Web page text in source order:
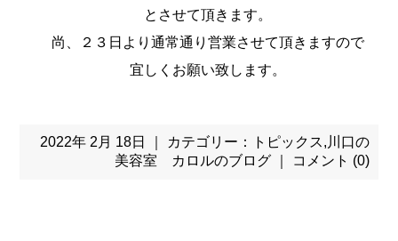
とさせて頂きます。
尚、２３日より通常通り営業させて頂きますので
宜しくお願い致します。
2022年 2月 18日 ｜ カテゴリー： トピックス, 川口の
美容室 カロルのブログ｜ コメント (0)